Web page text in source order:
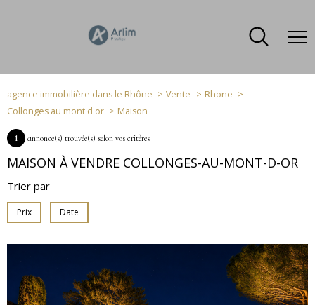
agence immobilière dans le Rhône Vente
Rhone
Collonges au mont d or
Maison
1 annonce(s) trouvée(s) selon vos critères
MAISON À VENDRE COLLONGES-AU-MONT-D-OR
Trier par
Prix Date